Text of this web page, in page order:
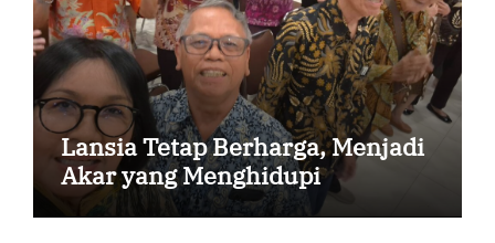
Lansia Tetap Berharga, Menjadi
Akar yang Menghidupi